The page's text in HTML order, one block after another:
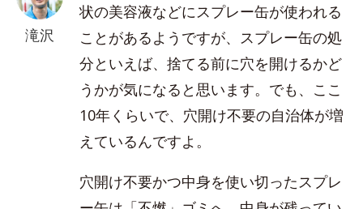
滝沢
状の美容液などにスプレー缶が使われる
ことがあるようですが、スプレー缶の処
分といえば、捨てる前に穴を開けるかど
うかが気になると思います。でも、ここ
10年くらいで、穴開け不要の自治体が増
えているんですよ。
穴開け不要かつ中身を使い切ったスプレ